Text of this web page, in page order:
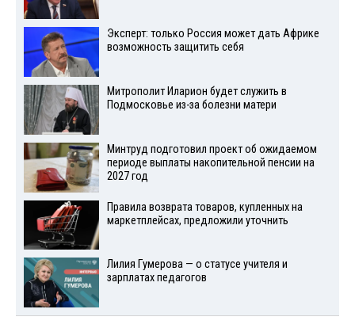
Эксперт: только Россия может дать Африке
возможность защитить себя
Митрополит Иларион будет служить в
Подмосковье из-за болезни матери
Минтруд подготовил проект об ожидаемом
периоде выплаты накопительной пенсии на
2027 год
Правила возврата товаров, купленных на
маркетплейсах, предложили уточнить
Лилия Гумерова — о статусе учителя и
зарплатах педагогов